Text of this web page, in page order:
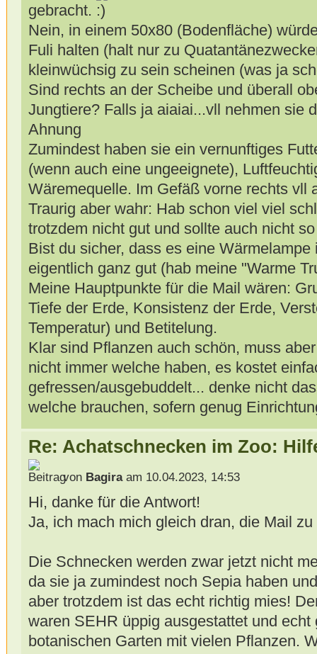
gebracht.
Nein, in einem 50x80 (Bodenfläche)
Fuli halten (halt nur zu
kleinwüchsig zu sein scheinen (was ja
Sind rechts an der Scheibe und überall
Jungtiere? Falls ja aiaiai...vll nehmen sie
Ahnung
Zumindest haben sie ein vernunftiges
(wenn auch eine ungeeignete),
Wäremequelle. Im Gefäß vorne rechts vll
Traurig aber wahr: Hab schon viel viel
trotzdem nicht gut und sollte auch nicht
Bist du sicher, dass es eine Wärmelampe
eigentlich ganz gut (hab meine "Warme
Meine Hauptpunkte für die Mail wären:
Tiefe der Erde, Konsistenz der Erde,
Temperatur) und Betitelung.
Klar sind Pflanzen auch schön, muss
nicht immer welche haben, es kostet
gefressen/ausgebuddelt... denke nicht
welche brauchen, sofern genug
Re: Achatschnecken im Zoo:
von Bagiraam 10.04.2023, 14:53
Hi, danke für die Antwort!
Ja, ich mach mich gleich dran, die Mail
Die Schnecken werden zwar jetzt nicht
da sie ja zumindest noch Sepia haben
aber trotzdem ist das echt richtig mies!
waren SEHR üppig ausgestattet und
botanischen Garten mit vielen Pflanzen.